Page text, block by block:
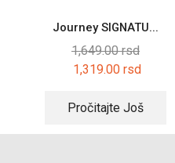
Journey SIGNATU...
1,649.00rsd
1,319.00 rsd
Pročitajte Još